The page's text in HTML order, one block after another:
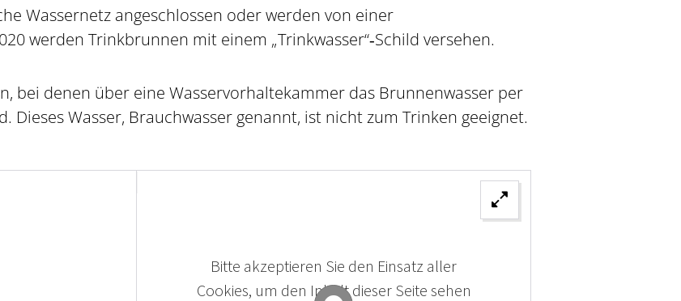
Wassernetz angeschlossen oder werden von einer
werden Trinkbrunnen mit einem „Trinkwasser“‐Schild versehen.
bei denen über eine Wasservorhaltekammer das Brunnenwasser per
Dieses Wasser, Brauchwasser genannt, ist nicht zum Trinken geeignet.
Bitte akzeptieren Sie den Einsatz aller
Cookies, um den Inhalt dieser Seite sehen